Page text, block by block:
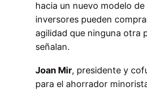
hacia un nuevo modelo
inversores pueden
agilidad que ninguna otra
señalan.
Joan Mir, presidente y
para el ahorrador